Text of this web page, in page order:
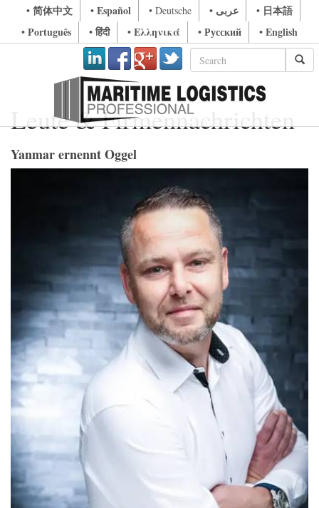
• 简体中文 • Español • Deutsche • عربى
• 日本語
• Português
• हिंदी • Ελληνικά • Русский • English
Leute & Firmennachrichten
Yanmar ernennt Oggel